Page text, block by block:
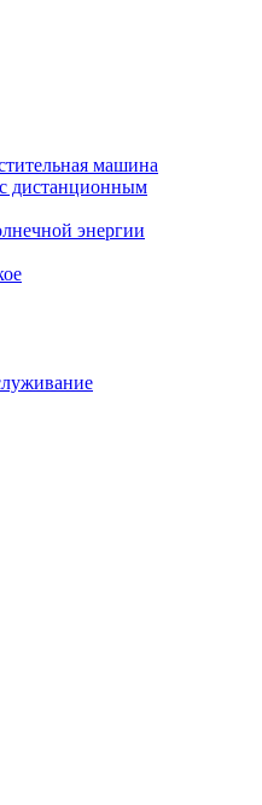
машина
дистанционным
энергии